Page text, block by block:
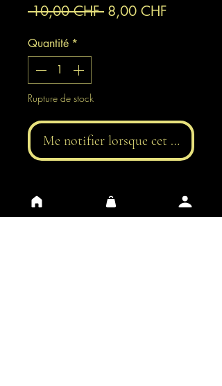
10,00 CHF Prix
8,00 CHF
Quantité *
Rupture de stock
Me notifier lorsque cet article est